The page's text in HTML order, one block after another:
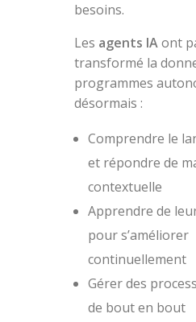
besoins.
Les agents IAont
transformé la
programmes
désormais :
Comprendre le
et répondre de
contextuelle
Apprendre de
pour s’améliorer
continuellement
Gérer des
de bout en bout